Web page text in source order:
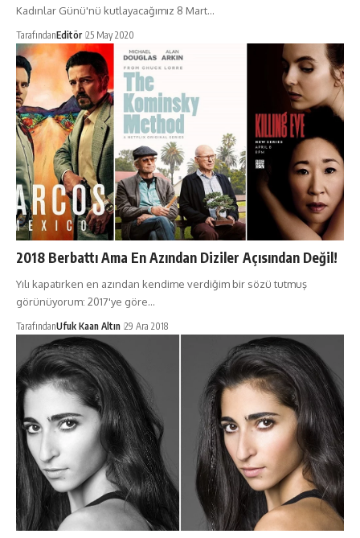
Kadınlar Günü'nü kutlayacağımız 8 Mart…
TarafındanEditör 25 May 2020
2018 Berbattı Ama En Azından Diziler Açısından Değil!
Yılı kapatırken en azından kendime verdiğim bir sözü tutmuş
görünüyorum: 2017'ye göre…
TarafındanUfuk Kaan Altın 29 Ara 2018